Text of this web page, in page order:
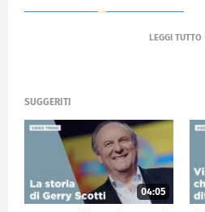
SUGGERITI
04:05